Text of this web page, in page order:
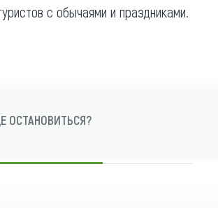
с обычаями и праздниками.
ОСТАНОВИТЬСЯ?